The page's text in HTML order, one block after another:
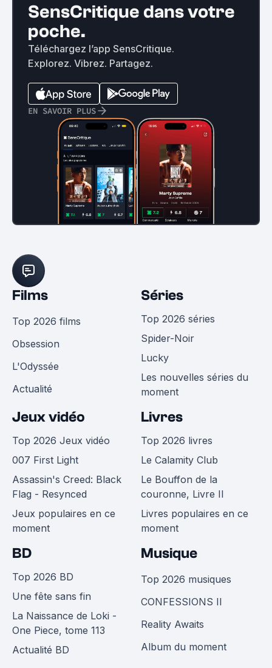
SensCritique dans votre
poche.
Téléchargez l’app SensCritique.
Explorez. Vibrez. Partagez.
EN SAVOIR PLUS
Films
Top 2026 films
Obsession
L'Odyssée
Actualité
Séries
Top 2026 séries
Spider-Noir
Lucky
Les nouvelles séries du
moment
Jeux vidéo
Top 2026 Jeux vidéo
007 First Light
Assassin's Creed: Black
Flag - Resynced
Jeux populaires en ce
moment
Livres
Top 2026 livres
Le Calamity Club
Le Bouffon de la
couronne, Livre II
Livres populaires en ce
moment
BD
Top 2026 BD
Une fête sans fin
La Naissance de Loki -
One Piece, tome 113
Actualité BD
Musique
Top 2026 musiques
CONFESSIONS II
Reality Awaits
Album du moment